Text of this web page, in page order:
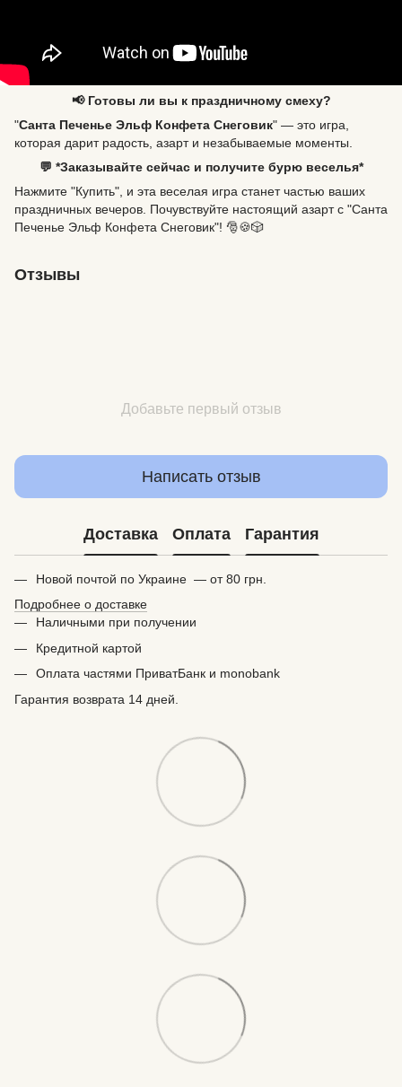
📢 Готовы ли вы к праздничному смеху?
"Санта Печенье Эльф Конфета Снеговик" — это игра,
которая дарит радость, азарт и незабываемые моменты.
💬 *Заказывайте сейчас и получите бурю веселья*
Нажмите "Купить", и эта веселая игра станет частью ваших
праздничных вечеров. Почувствуйте настоящий азарт с "Санта
Печенье Эльф Конфета Снеговик"! 🎅🍪🎲
Отзывы
Добавьте первый отзыв
Написать отзыв
Доставка Оплата Гарантия
Новой почтой по Украине — от 80 грн.
Подробнее о доставке
Наличными при получении
Кредитной картой
Оплата частями ПриватБанк и monobank
Гарантия возврата 14 дней.